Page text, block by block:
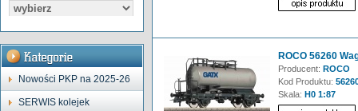
Nowości PKP na 2025-26
SERWIS kolejek
ROCO 56260
Producent: ROCO
Kod Produktu:
Skala: H0 1:87